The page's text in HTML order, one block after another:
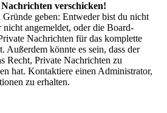
verschicken!
geben: Entweder bist du nicht
nicht angemeldet, oder die Board-
Nachrichten für das komplette
Außerdem könnte es sein, dass der
Recht, Private Nachrichten zu
hat. Kontaktiere einen Administrator,
zu erhalten.